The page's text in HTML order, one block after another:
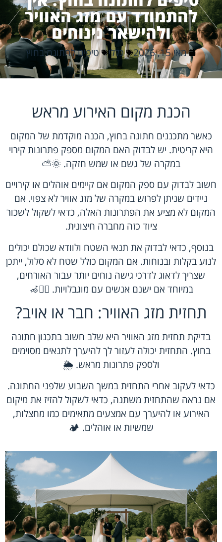
להתמודד עם מזג האוויר
ולהישאר נינוחים
מאי 15, 2026 כללי טיפים לחתונה בחוץ
הכנת מקום האירוע מראש
כאשר מתכננים חתונה בחוץ, הכנה מוקדמת של המקום
היא קריטית. יש לבדוק האם המקום מספק פתרונות קירוי
במקרה של גשם או שמש חזקה. 🌞⛅
חשוב לבדוק עם ספק המקום אם קיימים אוהלים או קירויים
ניידים שניתן לפרוש במקרה של מזג אוויר לא צפוי. אם
המקום לא מציע את הפתרונות האלה, כדאי לשקול לשכור
ציוד כזה מחברה חיצונית.
בנוסף, כדאי לבדוק את תנאי השטח ולוודא שכולם יכולים
לנוע בקלות ובנוחות. אם המקום כולל שטח לא סלול, ייתכן
שצריך לדאוג לדרכי גישה נוחים יותר עבור האורחים,
במיוחד אם ישנם אנשים עם מוגבלויות. 🚶‍♂️🦽
תחזית מזג האוויר: חבר או אויב?
בדיקת תחזית מזג האוויר היא שלב חשוב בתכנון חתונה
בחוץ. התחזית יכולה לעזור לך להיערך לתנאים מסוימים
ולספק פתרונות מראש. 🌦️
כדאי לעקוב אחרי התחזית במשך השבוע שלפני החתונה.
אם נראה שהתחזית משתנה, כדאי לשקול להזיז את מיקום
האירוע או להיערך עם אמצעים מתאימים כמו מחצלות,
שמשיות או אוהלים. 🏕️